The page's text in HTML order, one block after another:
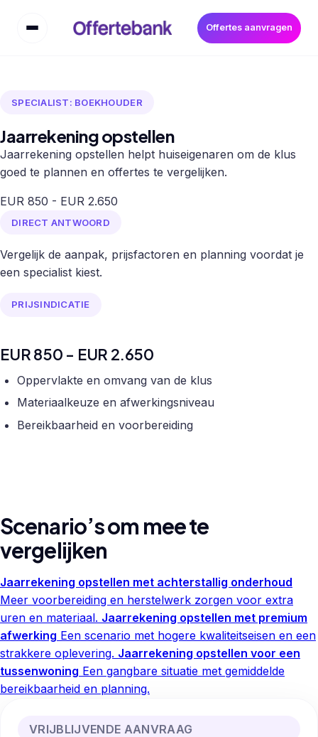
Offertes aanvragen
SPECIALIST: BOEKHOUDER
Jaarrekening opstellen
Jaarrekening opstellen helpt huiseigenaren om de klus
goed te plannen en offertes te vergelijken.
EUR 850 - EUR 2.650
DIRECT ANTWOORD
Vergelijk de aanpak, prijsfactoren en planning voordat je
een specialist kiest.
PRIJSINDICATIE
EUR 850 - EUR 2.650
Oppervlakte en omvang van de klus
Materiaalkeuze en afwerkingsniveau
Bereikbaarheid en voorbereiding
Scenario’s om mee te
vergelijken
Jaarrekening opstellen met achterstallig onderhoud
Meer voorbereiding en herstelwerk zorgen voor extra
uren en materiaal. Jaarrekening opstellen met premium
afwerking Een scenario met hogere kwaliteitseisen en een
strakkere oplevering. Jaarrekening opstellen voor een
tussenwoning Een gangbare situatie met gemiddelde
bereikbaarheid en planning.
VRIJBLIJVENDE AANVRAAG